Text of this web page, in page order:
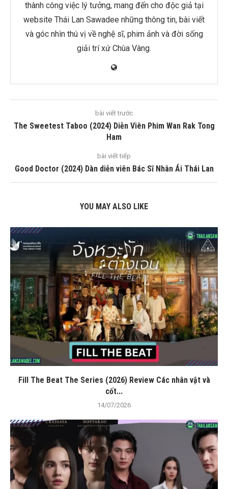
thành công việc lý tưởng, mang đến cho độc giả tại
website Thái Lan Sawadee những thông tin, bài viết
và góc nhìn thú vị về nghệ sĩ, phim ảnh và đời sống
giải trí xứ Chùa Vàng.
bài viết trước
The Sweetest Taboo (2024) Diễn Viên Phim Wan Rak Tong
Ham
bài viết tiếp
Good Doctor (2024) Dàn diễn viên Bác Sĩ Nhân Ái Thái Lan
YOU MAY ALSO LIKE
Fill The Beat The Series (2026) Review Các nhân vật và
cốt...
14/07/2026